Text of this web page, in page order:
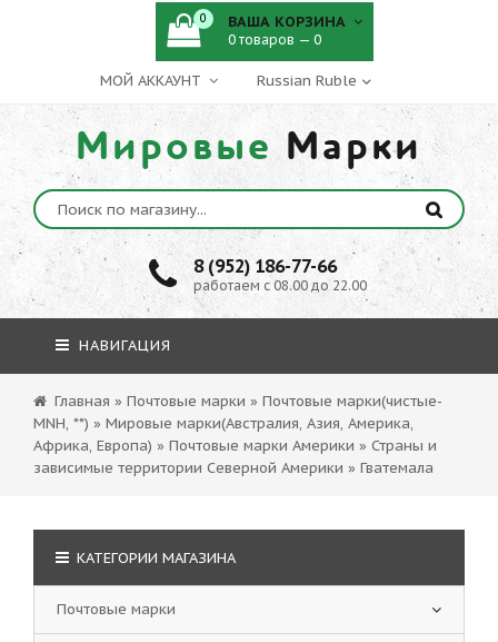
МОЙ АККАУНТ
Мировые Марки
8 (952) 186-77-66
работаем с 08.00 до 22.00
0 ВАША КОРЗИНА
0 товаров — 0
НАВИГАЦИЯ
Главная » Почтовые марки » Почтовые марки(чистые-
MNH, **) » Мировые марки(Австралия, Азия, Америка,
Африка, Европа) » Почтовые марки Америки » Страны и
зависимые территории Северной Америки » Гватемала
КАТЕГОРИИ МАГАЗИНА
Почтовые марки